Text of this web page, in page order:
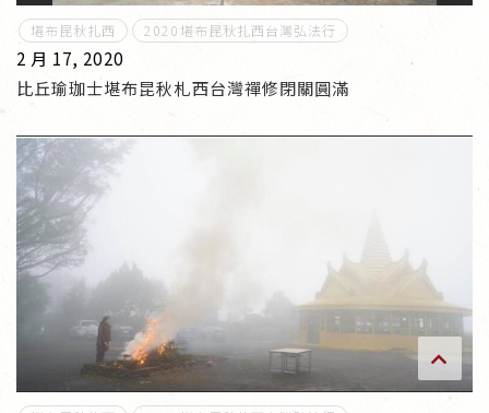
專書與譯著
*巴麥寺與麥青寺的聯合聲明
尊貴上師珍寶開示
巴麥欽哲珍寶開示
前行開示文集
媒體影音集
堪布昆秋扎西 2020堪布昆秋扎西台灣弘法行
2 月 17, 2020
比丘瑜珈士堪布昆秋札西台灣禪修閉關圓滿